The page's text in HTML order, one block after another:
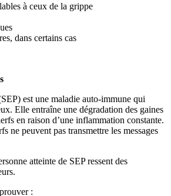
à ceux de la grippe
dans certains cas
est une maladie auto-immune qui
Elle entraîne une dégradation des gaines
en raison d’une inflammation constante.
ne peuvent pas transmettre les messages
atteinte de SEP ressent des
: